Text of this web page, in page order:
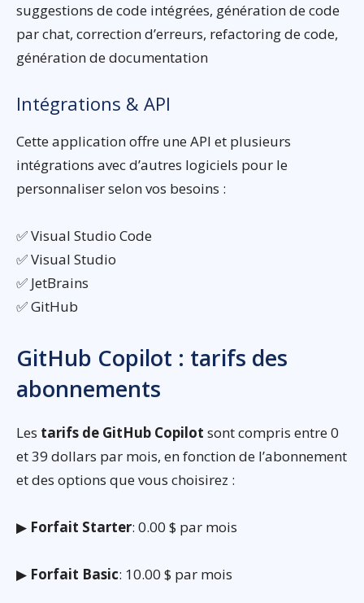
suggestions de code intégrées, génération de code
par chat, correction d’erreurs, refactoring de code,
génération de documentation
Intégrations & API
Cette application offre une API et plusieurs
intégrations avec d’autres logiciels pour le
personnaliser selon vos besoins :
✅ Visual Studio Code
✅ Visual Studio
✅ JetBrains
✅ GitHub
GitHub Copilot : tarifs des
abonnements
Les tarifs de GitHub Copilot sont compris entre 0
et 39 dollars par mois, en fonction de l’abonnement
et des options que vous choisirez :
▶ Forfait Starter: 0.00 $ par mois
▶ Forfait Basic: 10.00 $ par mois